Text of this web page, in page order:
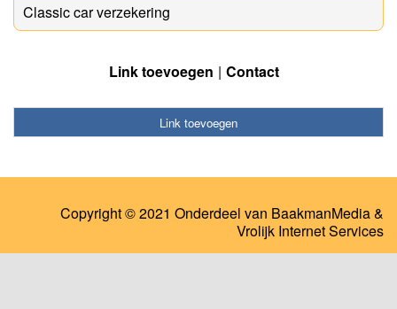
Classic car verzekering
Link toevoegen Contact
Link toevoegen
Copyright © 2021 Onderdeel van BaakmanMedia&
Vrolijk Internet Services